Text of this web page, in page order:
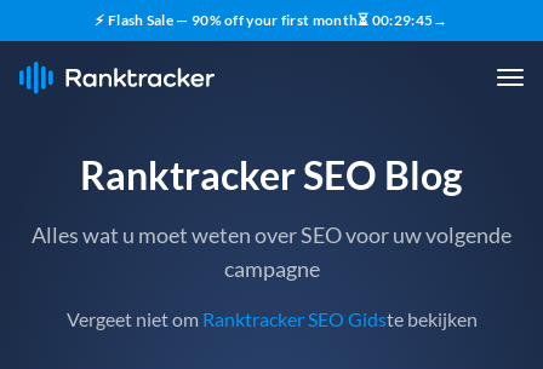
⚡ Flash Sale — 90% off your first month⏳ 00:29:44→
Ranktracker SEO Blog
Alles wat u moet weten over SEO voor uw volgende
campagne
Vergeet niet om Ranktracker SEO Gidste bekijken